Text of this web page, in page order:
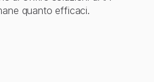
quanto efficaci.